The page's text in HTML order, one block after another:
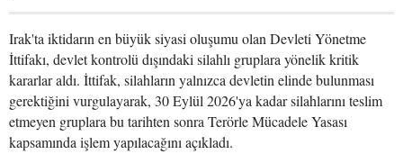
Irak'ta iktidarın en büyük siyasi oluşumu olan Devleti Yönetme
İttifakı, devlet kontrolü dışındaki silahlı gruplara yönelik kritik
kararlar aldı. İttifak, silahların yalnızca devletin elinde bulunması
gerektiğini vurgulayarak, 30 Eylül 2026'ya kadar silahlarını teslim
etmeyen gruplara bu tarihten sonra Terörle Mücadele Yasası
kapsamında işlem yapılacağını açıkladı.